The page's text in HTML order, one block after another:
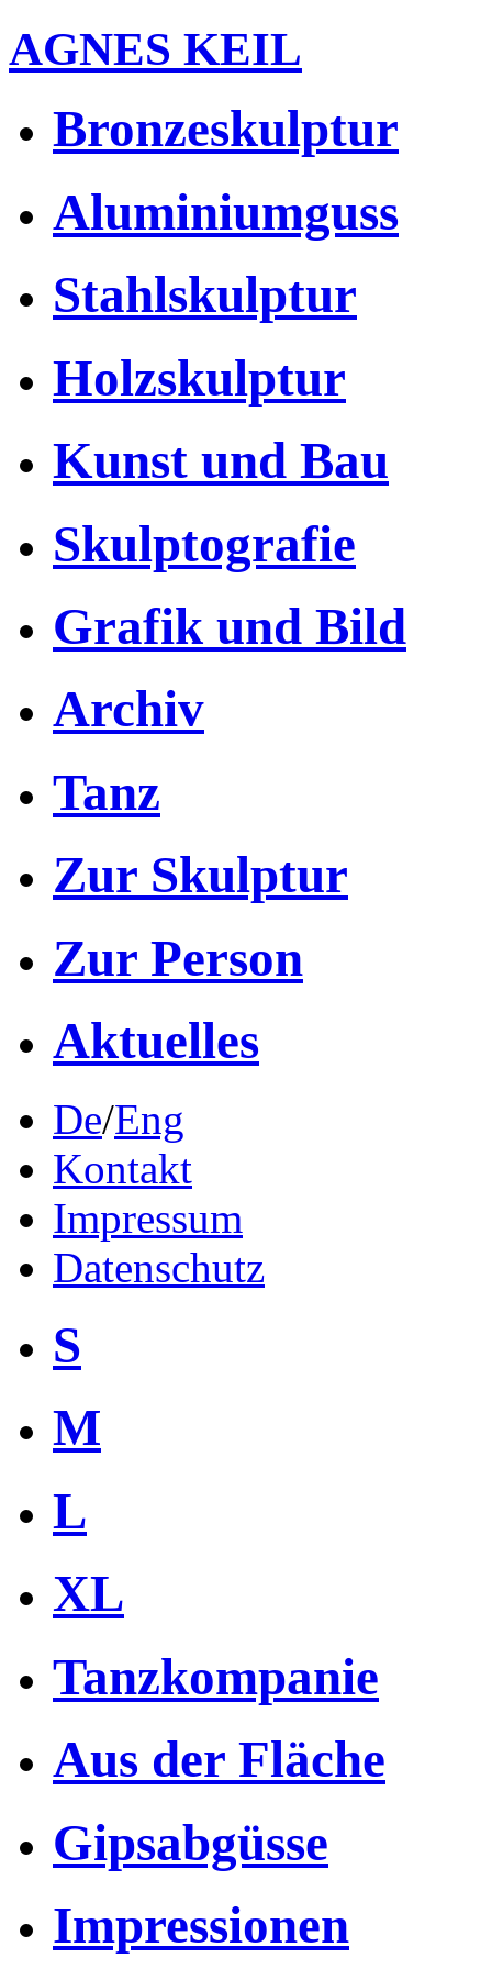
AGNES KEIL
Bronzeskulptur
Aluminiumguss
Stahlskulptur
Holzskulptur
Kunst und Bau
Skulptografie
Grafik und Bild
Archiv
Tanz
Zur Skulptur
Zur Person
Aktuelles
De/Eng
Kontakt
Impressum
Datenschutz
S
M
L
XL
Tanzkompanie
Aus der Fläche
Gipsabgüsse
Impressionen